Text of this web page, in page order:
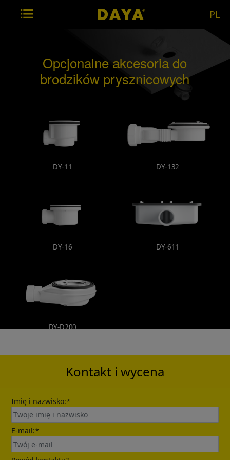
PL
Opcjonalne akcesoria do
brodzików prysznicowych
DY-11 DY-132
DY-16 DY-611
DY-D200
Kontakt i wycena
Imię i nazwisko:*
E-mail:*